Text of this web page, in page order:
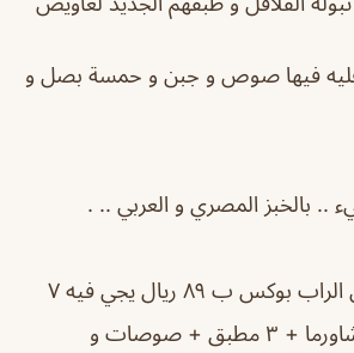
فيها صوص و جبن و حمسة بصل و
.. بالخبز المصري و العربي .. .
و عندهم عرض على الراب بوكس ب ٨٩ ريال يجي فيه ٧
تورتيلا فلافل + ٣ شاورما + ٣ مطبق + صوصات و